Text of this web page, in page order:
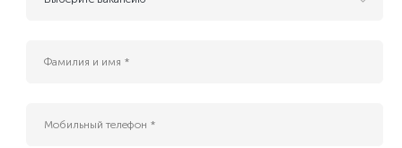
Platform Tech Lead